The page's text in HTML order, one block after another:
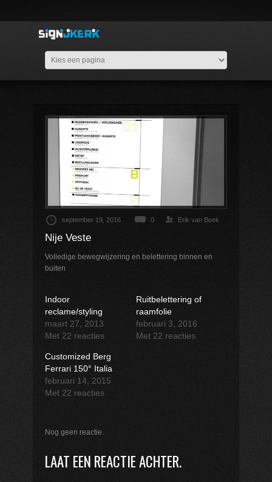
september 19, 2016 0 Erik van Beek
Nije Veste
Volledige bewegwijzering en belettering binnen en
buiten
Indoor
reclame/styling
maart 27, 2013
Met 22 reacties
Ruitbelettering of
raamfolie
februari 3, 2016
Met 22 reacties
Customized Berg
Ferrari 150° Italia
februari 14, 2015
Met 22 reacties
Nog geen reactie.
LAAT EEN REACTIE ACHTER.